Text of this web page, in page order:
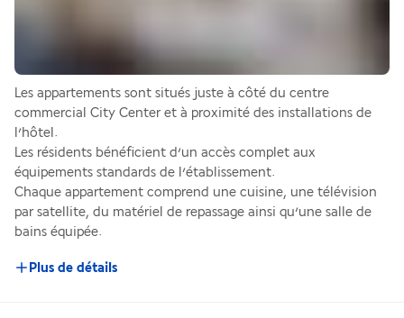
Les appartements sont situés juste à côté du centre
commercial City Center et à proximité des installations de
l’hôtel.
Les résidents bénéficient d’un accès complet aux
équipements standards de l’établissement.
Chaque appartement comprend une cuisine, une télévision
par satellite, du matériel de repassage ainsi qu’une salle de
bains équipée.
Plus de détails